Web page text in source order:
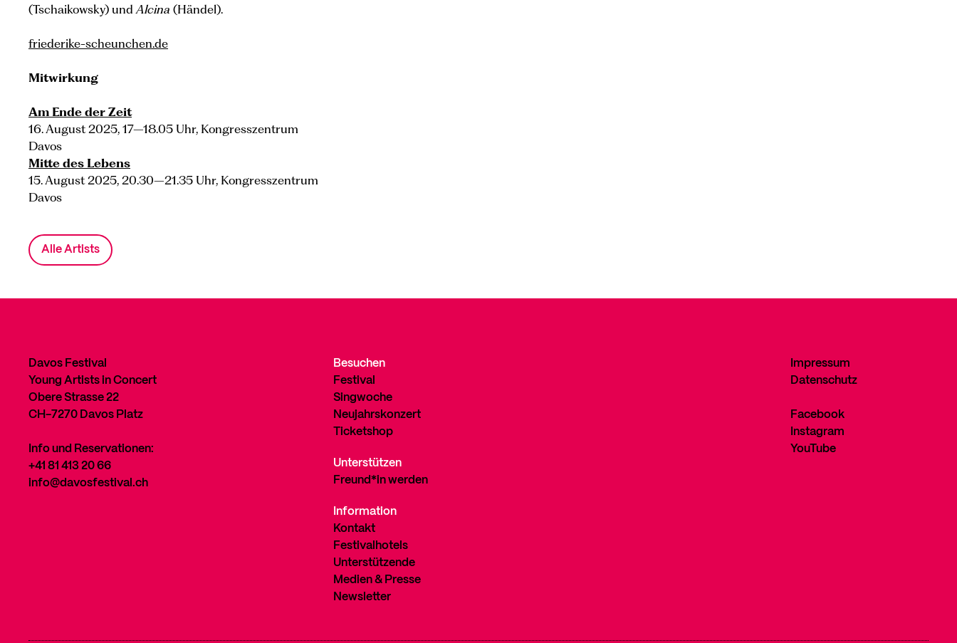
(Tschaikowsky) undAlcina (Händel).
friederike-scheunchen.de
Mitwirkung
Am Ende der Zeit
16. August 2025, 17–18.05 Uhr, Kongresszentrum
Davos
Mitte des Lebens
15. August 2025, 20.30–21.35 Uhr, Kongresszentrum
Davos
Alle Artists
Davos Festival
Young Artists in Concert
Obere Strasse 22
CH-7270 Davos Platz
Info und Reservationen:
+41 81 413 20 66
info@davosfestival.ch
Besuchen
Festival
Singwoche
Neujahrskonzert
Ticketshop
Unterstützen
Freund*in werden
Information
Kontakt
Festivalhotels
Unterstützende
Medien & Presse
Newsletter
Impressum
Datenschutz
Facebook
Instagram
YouTube